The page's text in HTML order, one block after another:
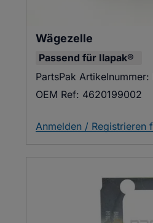
Wägezelle
Passend für Ilapak®
PartsPak Artikelnummer:
OEM Ref: 4620199002
Anmelden / Registrieren